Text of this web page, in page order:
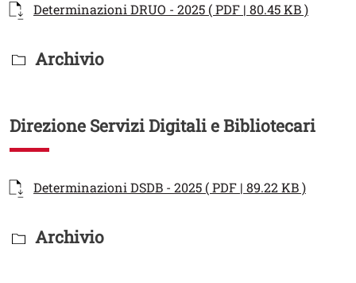
Documenti
Documento
Determinazioni DRUO - 2025 ( PDF | 80.45 KB )Apri il
Titolo Documenti in cartella
Archivio
Direzione Servizi Digitali e Bibliotecari
Documenti
Documento
Determinazioni DSDB - 2025 ( PDF | 89.22 KB )Apri il
Titolo Documenti in cartella
Archivio